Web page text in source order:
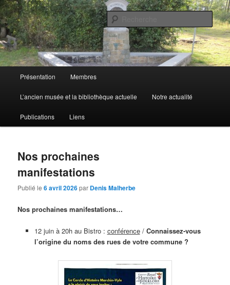
Aller
au
contenu
principal
Aller
au
contenu
secondaireCercle Royal d'Histoire et de
Folklore
de Marchin-Vyle
principal
Présentation Membres
L’ancien musée et la bibliothèque actuelle Notre actualité
Publications Liens
Nos prochaines
manifestations
Publié le6 avril 2026par Denis Malherbe
Nos prochaines manifestations…
12 juin à 20h au Bistro : conférence/ Connaissez-vous
l’origine du noms des rues de votre commune ?